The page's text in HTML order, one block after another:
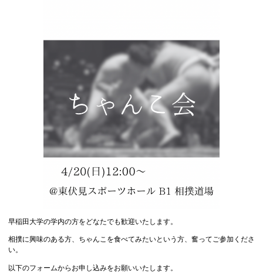
早稲田大学の学内の方をどなたでも歓迎いたします。
相撲に興味のある方、ちゃんこを食べてみたいという方、奮ってご参加くださ
い。
以下のフォームからお申し込みをお願いいたします。